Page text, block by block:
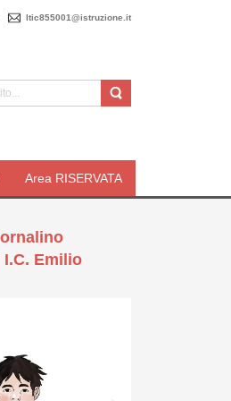
ltic855001@istruzione.it
Area RISERVATA
Emilio